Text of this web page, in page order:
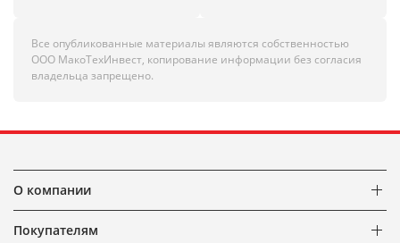
Все опубликованные материалы являются собственностью
ООО МакоТехИнвест, копирование информации без согласия
владельца запрещено.
О компании
Покупателям